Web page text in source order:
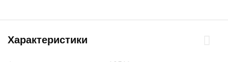
Характеристики